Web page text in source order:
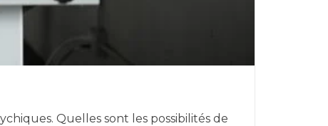
Quelles sont les possibilités de